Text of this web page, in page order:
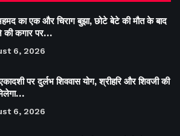
का एक और चिराग बुझा, छोटे बेटे की मौत के बाद
की कगार पर…
6, 2026
पर दुर्लभ शिववास योग, श्रीहरि और शिवजी की
6, 2026